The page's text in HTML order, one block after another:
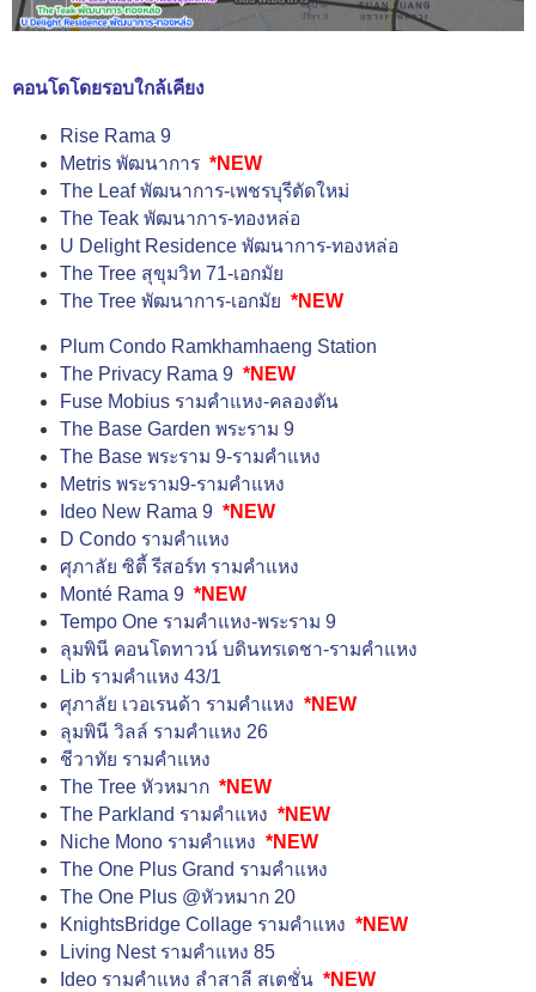
คอนโดโดยรอบใกล้เคียง
Rise Rama 9
Metris พัฒนาการ *NEW
The Leaf พัฒนาการ-เพชรบุรีตัดใหม่
The Teak พัฒนาการ-ทองหล่อ
U Delight Residence พัฒนาการ-ทองหล่อ
The Tree สุขุมวิท 71-เอกมัย
The Tree พัฒนาการ-เอกมัย *NEW
Plum Condo Ramkhamhaeng Station
The Privacy Rama 9 *NEW
Fuse Mobius รามคำแหง-คลองตัน
The Base Garden พระราม 9
The Base พระราม 9-รามคำแหง
Metris พระราม9-รามคำแหง
Ideo New Rama 9 *NEW
D Condo รามคำแหง
ศุภาลัย ซิตี้ รีสอร์ท รามคำแหง
Monté Rama 9 *NEW
Tempo One รามคำแหง-พระราม 9
ลุมพินี คอนโดทาวน์ บดินทรเดชา-รามคำแหง
Lib รามคำแหง 43/1
ศุภาลัย เวอเรนด้า รามคำแหง *NEW
ลุมพินี วิลล์ รามคำแหง 26
ชีวาทัย รามคำแหง
The Tree หัวหมาก *NEW
The Parkland รามคำแหง *NEW
Niche Mono รามคำแหง *NEW
The One Plus Grand รามคำแหง
The One Plus @หัวหมาก 20
KnightsBridge Collage รามคำแหง *NEW
Living Nest รามคำแหง 85
Ideo รามคำแหง ลำสาลี สเตชั่น *NEW